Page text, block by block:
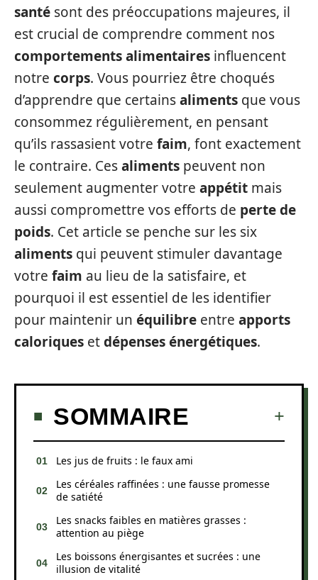
santé sont des préoccupations majeures, il
est crucial de comprendre comment nos
comportements alimentaires influencent
notre corps. Vous pourriez être choqués
d’apprendre que certainsaliments que vous
consommez régulièrement, en pensant
qu’ils rassasient votre faim, font exactement
le contraire. Cesaliments peuvent non
seulement augmenter votre appétit mais
aussi compromettre vos efforts de perte de
poids. Cet article se penche sur les six
aliments qui peuvent stimuler davantage
votre faim au lieu de la satisfaire, et
pourquoi il est essentiel de les identifier
pour maintenir un équilibre entre apports
caloriques etdépenses énergétiques.
SOMMAIRE
Les jus de fruits : le faux ami
Les céréales raffinées : une fausse promesse
de satiété
Les snacks faibles en matières grasses :
attention au piège
Les boissons énergisantes et sucrées : une
illusion de vitalité